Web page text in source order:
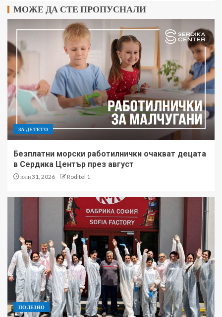
МОЖЕ ДА СТЕ ПРОПУСНАЛИ
ЗА ДЕТЕТО
Безплатни морски работилнички очакват децата
в Сердика Център през август
юли 31, 2026 Roditel 1
ПОЛЕЗНО